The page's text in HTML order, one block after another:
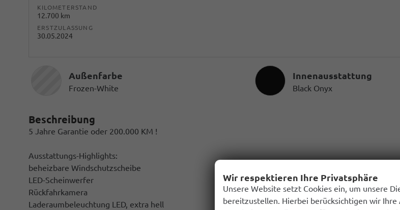
KILOMETERSTAND
12.700 km
ERSTZULASSUNG
30.05.2024
Außenfarbe
Frozen-White
InnenausstattungInnenausstattung
Black Onyx
Beschreibung
5 Jahre Garantie oder 200.000 KM !
Ausstattungs-Highlights:
beheizbare Windschutzscheibe
LED-Scheinwerfer
Rückfahrkamera
Laderaumbeleuchtung LED, extra hell
Wir respektieren Ihre Privatsphäre
Unsere Website setzt Cookies ein, um unsere
bereitzustellen. Hierbei berücksichtigen wir Ihre